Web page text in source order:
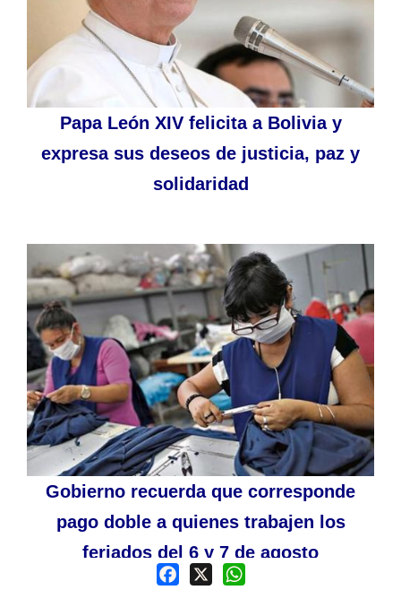
Facebook
Papa León XIV felicita a Bolivia y
expresa sus deseos de justicia, paz y
solidaridad
Gobierno recuerda que corresponde
pago doble a quienes trabajen los
feriados del 6 y 7 de agosto